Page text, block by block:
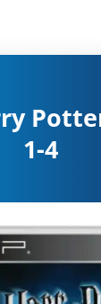
1-4